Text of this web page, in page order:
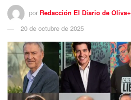
por Redacción El Diario de Oliva+
20 de octubre de 2025